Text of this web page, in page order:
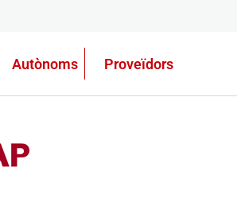
Autònoms Proveïdors